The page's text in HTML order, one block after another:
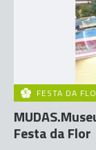
FESTA DA
Festa da Flor